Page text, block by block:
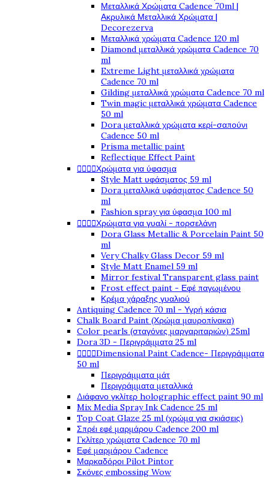
Μεταλλικά Χρώματα Cadence 70ml |
Ακρυλικά Μεταλλικά Χρώματα |
Decorezerva
Μεταλλικά χρώματα Cadence 120 ml
Diamond μεταλλικά χρώματα Cadence 70
ml
Extreme Light μεταλλικά χρώματα
Cadence 70 ml
Gilding μεταλλικά χρώματα Cadence 70 ml
Twin magic μεταλλικά χρώματα Cadence
50 ml
Dora μεταλλικά χρώματα κερί-σαπούνι
Cadence 50 ml
Prisma metallic paint
Reflectique Effect Paint
Χρώματα για ύφασμα
Style Matt υφάσματος 59 ml
Dora μεταλλικά υφάσματος Cadence 50
ml
Fashion spray για ύφασμα 100 ml
Χρώματα για γυαλί - πορσελάνη
Dora Glass Metallic & Porcelain Paint 50
ml
Very Chalky Glass Decor 59 ml
Style Matt Enamel 59 ml
Mirror festival Transparent glass paint
Frost effect paint - Εφέ παγωμένου
Κρέμα χάραξης γυαλιού
Antiquing Cadence 70 ml - Υγρή κάσια
Chalk Board Paint (Χρώμα μαυροπίνακα)
Color pearls (σταγόνες μαργαριταριών) 25ml
Dora 3D - Περιγράμματα 25 ml
Dimensional Paint Cadence- Περιγράμματα
50 ml
Περιγράμματα μάτ
Περιγράμματα μεταλλικά
Διάφανο γκλίτερ holographic effect paint 90 ml
Mix Media Spray Ink Cadence 25 ml
Top Coat Glaze 25 ml (χρώμα για σκιάσεις)
Σπρέι εφέ μαρμάρου Cadence 200 ml
Γκλίτερ χρώματα Cadence 70 ml
Εφέ μαρμάρου Cadence
Μαρκαδόροι Pilot Pintor
Σκόνες embossing Wow